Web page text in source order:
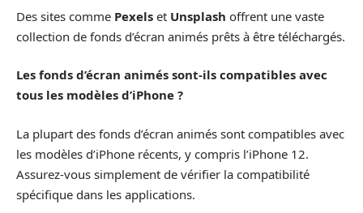
Des sites comme Pexels et Unsplash offrent une vaste
collection de fonds d’écran animés prêts à être téléchargés.
Les fonds d’écran animés sont-ils compatibles avec
tous les modèles d’iPhone ?
La plupart des fonds d’écran animés sont compatibles avec
les modèles d’iPhone récents, y compris l’iPhone 12.
Assurez-vous simplement de vérifier la compatibilité
spécifique dans les applications.